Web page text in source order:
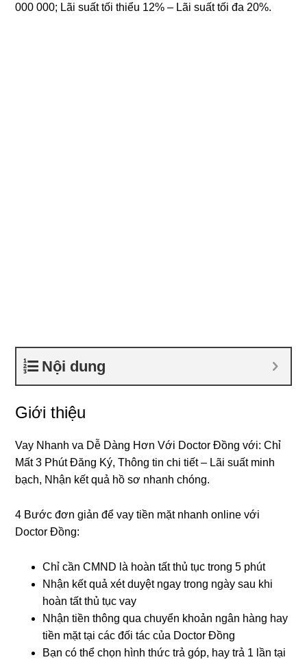
000 000; Lãi suất tối thiểu 12% – Lãi suất tối đa 20%.
Nội dung
Giới thiệu
Vay Nhanh va Dễ Dàng Hơn Với Doctor Đồng với: Chỉ
Mất 3 Phút Đăng Ký, Thông tin chi tiết – Lãi suất minh
bạch, Nhận kết quả hồ sơ nhanh chóng.
4 Bước đơn giản để vay tiền mặt nhanh online với
Doctor Đồng:
Chỉ cần CMND là hoàn tất thủ tục trong 5 phút
Nhận kết quả xét duyệt ngay trong ngày sau khi
hoàn tất thủ tục vay
Nhận tiền thông qua chuyển khoản ngân hàng hay
tiền mặt tại các đối tác của Doctor Đồng
Bạn có thể chọn hình thức trả góp, hay trả 1 lần tại